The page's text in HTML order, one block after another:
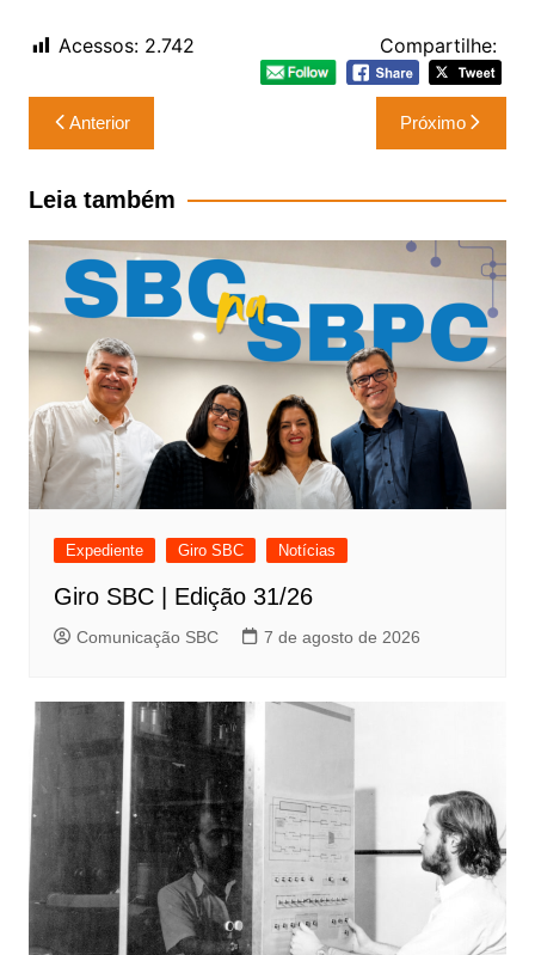
Compartilhe:
Acessos: 2.742
Navegação
de
Post
Anterior Próximo
Leia também
Expediente Giro SBC Notícias
Giro SBC | Edição 31/26
Comunicação SBC 7 de agosto de 2026